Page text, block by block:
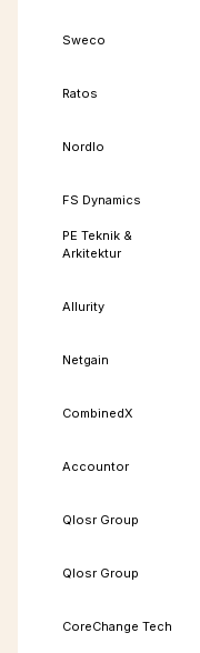
Sweco
Ratos
Nordlo
FS Dynamics
PE Teknik &
Arkitektur
Allurity
Netgain
CombinedX
Accountor
Qlosr Group
Qlosr Group
CoreChange Tech